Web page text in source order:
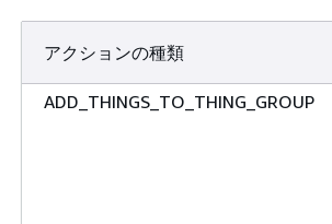
アクションの種類
ADD_THINGS_TO_THING_GROUP